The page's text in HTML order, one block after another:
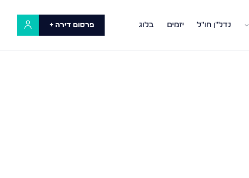
נדל"ן חו"ל יזמים בלוג פרסום דירה +